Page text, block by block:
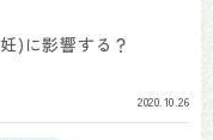
)に影響する？
2020.10.26